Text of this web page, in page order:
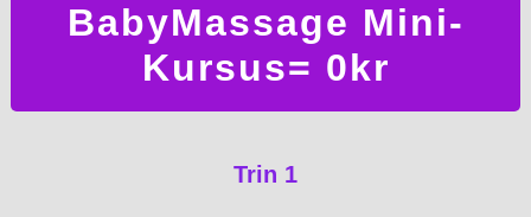
BabyMassage Mini-
Kursus= 0kr
Trin 1